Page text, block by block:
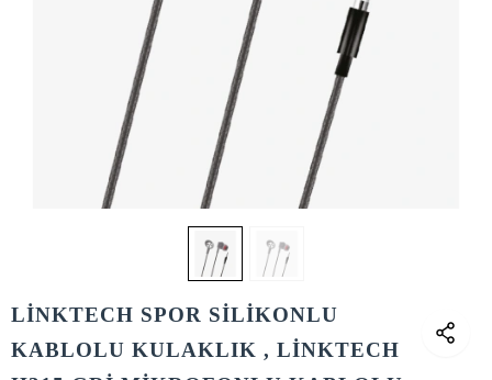
LİNKTECH SPOR SİLİKONLU
KABLOLU KULAKLIK , LİNKTECH